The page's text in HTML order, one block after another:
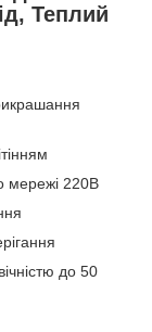
Теплий
мережі 220В
до 50